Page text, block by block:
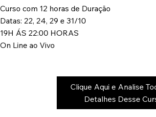
Curso com 12 horas de Duração
Datas: 22, 24, 29 e 31/10
19H ÁS 22:00 HORAS
On Line ao Vivo
Clique Aqui e Analise
Detalhes Desse